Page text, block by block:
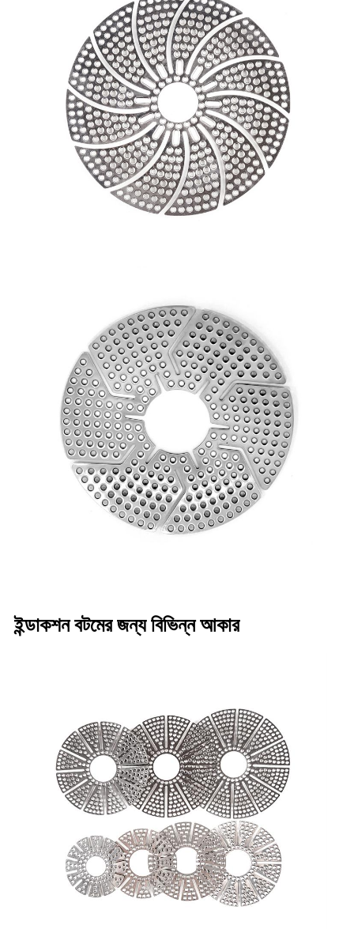
ইন্ডাকশন বটমের জন্য বিভিন্ন আকার